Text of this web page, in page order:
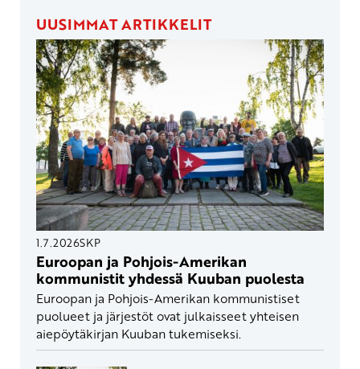
UUSIMMAT ARTIKKELIT
1.7.2026SKP
Euroopan ja Pohjois-Amerikan
kommunistit yhdessä Kuuban puolesta
Euroopan ja Pohjois-Amerikan kommunistiset
puolueet ja järjestöt ovat julkaisseet yhteisen
aiepöytäkirjan Kuuban tukemiseksi.